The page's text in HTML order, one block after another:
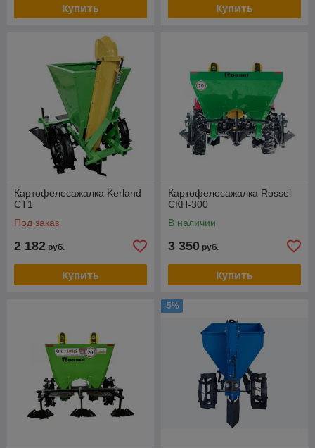
Купить Купить
Картофелесажалка Kerland
CT1
Под заказ
2 182 руб.
Купить
Картофелесажалка Rossel
СКН-300
В наличии
3 350 руб.
Купить
-5%